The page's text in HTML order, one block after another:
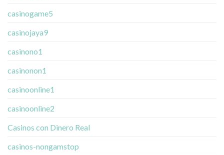
casinogame5
casinojaya9
casinono1
casinonon1
casinoonline1
casinoonline2
Casinos con Dinero Real
casinos-nongamstop